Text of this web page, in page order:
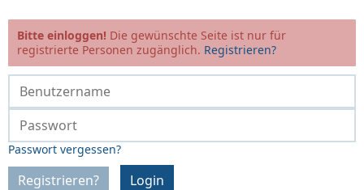
Bitte einloggen! Die gewünschte Seite ist nur für
registrierte Personen zugänglich. Registrieren?
Passwort vergessen?
Registrieren? Login